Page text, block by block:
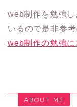
web制作を勉強
いるので是非参
web制作の勉強に
ABOUT ME